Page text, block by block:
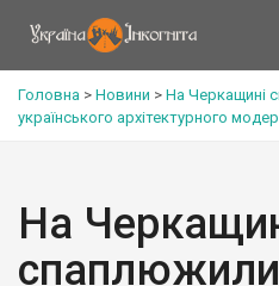
Головна > Новини > На Черкащині
українського архітектурного
На